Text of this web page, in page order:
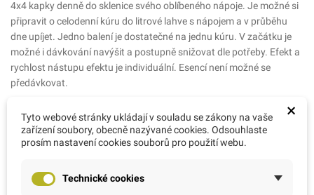
4x4 kapky denně do sklenice svého oblíbeného nápoje. Je možné si
připravit o celodenní kúru do litrové lahve s nápojem a v průběhu
dne upíjet. Jedno balení je dostatečné na jednu kúru. V začátku je
možné i dávkování navýšit a postupně snižovat dle potřeby. Efekt a
rychlost nástupu efektu je individuální. Esencí není možné se
předávkovat.
10 ml esence v lékovce s kapátkem
Dávkování:
4 kapky dle potřeby (4 kapky 4x denně minimální doporučené
Obsah:
×
Tyto webové stránky ukládají v souladu se zákony na vaše
zařízení soubory, obecně nazývané cookies. Odsouhlaste
prosím nastavení cookies souborů pro použití webu.
Technické cookies